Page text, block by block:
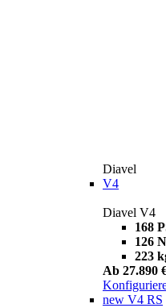
Diavel
V4
Diavel V4
168
126
223
Ab 27.890
new V4 RS